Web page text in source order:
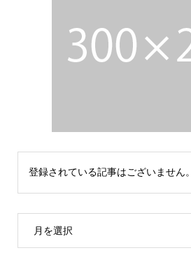
登録されている記事はございません。
月を選択